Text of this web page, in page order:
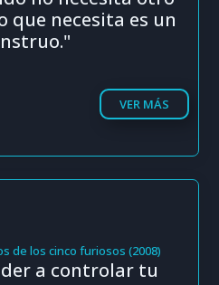
que necesita es un
VER MÁS
de los cinco furiosos (2008)
a controlar tu